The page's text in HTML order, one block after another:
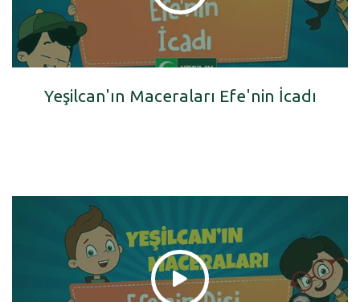
Yeşilcan'ın Maceraları Efe'nin İcadı